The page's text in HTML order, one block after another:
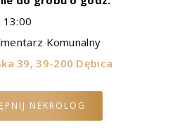
13:00
Komunalny
39, 39-200 Dębica
NEKROLOG